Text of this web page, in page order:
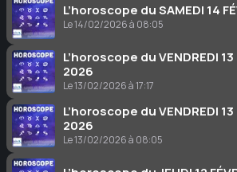
L’horoscope du SAMEDI 14
Le 14/02/2026 à 08:05
L’horoscope du VENDREDI 13
2026
Le 13/02/2026 à 17:17
L’horoscope du VENDREDI 13
2026
Le 13/02/2026 à 08:05